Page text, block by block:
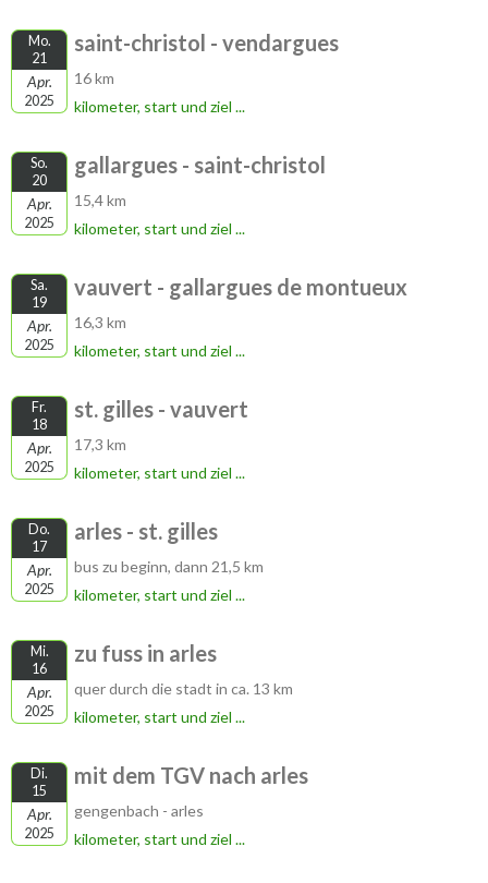
Mo.
21
Apr.
2025
saint-christol - vendargues
16 km
kilometer, start und ziel ...
So.
20
Apr.
2025
gallargues - saint-christol
15,4 km
kilometer, start und ziel ...
Sa.
19
Apr.
2025
vauvert - gallargues de montueux
16,3 km
kilometer, start und ziel ...
Fr.
18
Apr.
2025
st. gilles - vauvert
17,3 km
kilometer, start und ziel ...
Do.
17
Apr.
2025
arles - st. gilles
bus zu beginn, dann 21,5 km
kilometer, start und ziel ...
Mi.
16
Apr.
2025
zu fuss in arles
quer durch die stadt in ca. 13 km
kilometer, start und ziel ...
Di.
15
Apr.
2025
mit dem TGV nach arles
gengenbach - arles
kilometer, start und ziel ...